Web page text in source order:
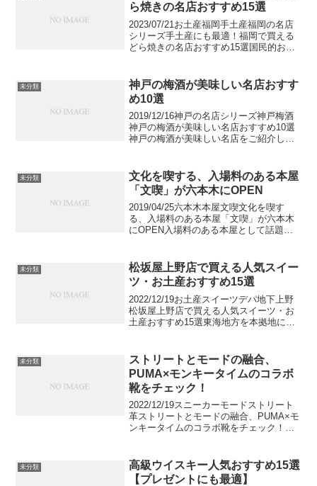
ら焼きの名店おすすめ15選
2023/07/21お土産福岡手土産福岡の名店
シリーズ手土産にも最適！福岡で買える
どら焼きの名店おすすめ15選国民的お菓
なる”どら焼き”。東京では手土産の定番
で、ほんの...
未分類
神戸の梅酒が美味しい名店おすす
め10選
2019/12/16神戸の名店シリーズ神戸梅酒
神戸の梅酒が美味しい名店おすすめ10選
神戸の梅酒が美味しい名店をご紹介しま
セプト居酒屋から日本酒バー、様々な種
類のお酒をそ...
未分類
文化を喫する、入場料のある本屋
「文喫」が六本木にOPEN
2019/04/25六本木本屋文喫文化を喫す
る、入場料のある本屋「文喫」が六本木
にOPEN入場料のある本屋として話題の
喫」とはどんなお店なのか？その魅力を
お伝えします...
未分類
松坂屋上野店で買える人気スイー
ツ・お土産おすすめ15選
2022/12/19お土産スイーツデパ地下上野
松坂屋上野店で買える人気スイーツ・お
土産おすすめ15選東海地方を本拠地に置
時代から東京と共に歩んできた老舗百貨
店の食品売り...
未分類
ストリートとモードの融合、
PUMA×モンキータイムのコラボ
靴をチェック！
2022/12/19スニーカーモードストリート
革ストリートとモードの融合、PUMA×モ
ンキータイムのコラボ靴をチェック！多
る恰好いいスニーカーを履きたいですよ
ね。そんな...
未分類
高級ウイスキー人気おすすめ15選
【プレゼントにも最適】